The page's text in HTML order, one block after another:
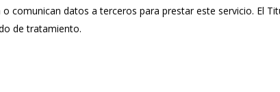
o comunican datos a terceros para prestar este servicio. El
de tratamiento.